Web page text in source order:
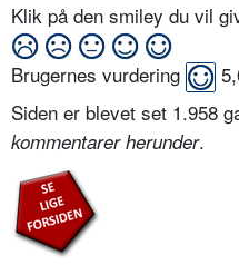
Klik på den smiley du vil
Brugernes vurdering
Siden er blevet set 1.958
kommentarer herunder.